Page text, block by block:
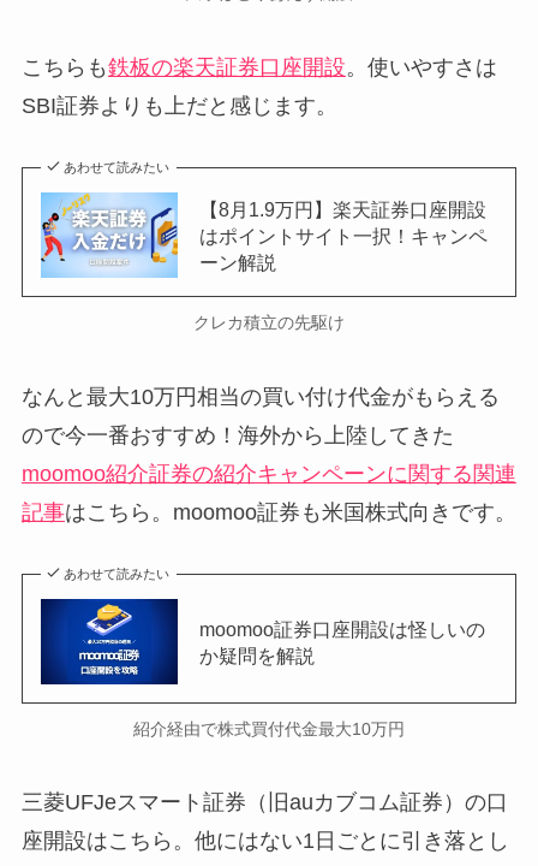
こちらも鉄板の楽天証券口座開設。使いやすさは
SBI証券よりも上だと感じます。
あわせて読みたい
【8月1.9万円】楽天証券口座開設
はポイントサイト一択！キャンペ
ーン解説
クレカ積立の先駆け
なんと最大10万円相当の買い付け代金がもらえる
ので今一番おすすめ！海外から上陸してきた
moomoo紹介証券の紹介キャンペーンに関する関連
記事はこちら。moomoo証券も米国株式向きです。
あわせて読みたい
moomoo証券口座開設は怪しいの
か疑問を解説
紹介経由で株式買付代金最大10万円
三菱UFJeスマート証券（旧auカブコム証券）の口
座開設はこちら。他にはない1日ごとに引き落とし